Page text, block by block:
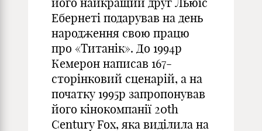
Ебернеті подарував на день
народження свою працю
про «Титанік». До 1994р
Кемерон написав 167-
сторінковий сценарій, а на
початку 1995р запропонував
його кінокомпанії 20th
Century Fox, яка виділила на